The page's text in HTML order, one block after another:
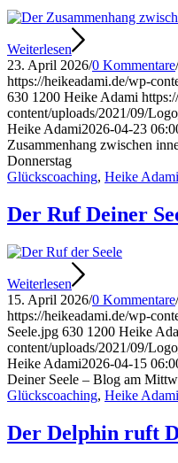
Weiterlesen
23. April 2026/0 Kommentare/
https://heikeadami.de/wp-
630 1200 Heike Adami
content/uploads/2021/09/
Heike Adami2026-04-23
Zusammenhang zwischen
Donnerstag
Glückscoaching, Heike Adami
Der Ruf Deiner
Weiterlesen
15. April 2026/0 Kommentare/
https://heikeadami.de/wp-
Seele.jpg 630 1200 Heike
content/uploads/2021/09/
Heike Adami2026-04-15
Deiner Seele – Blog am
Glückscoaching, Heike Adami
Der Delphin ruft